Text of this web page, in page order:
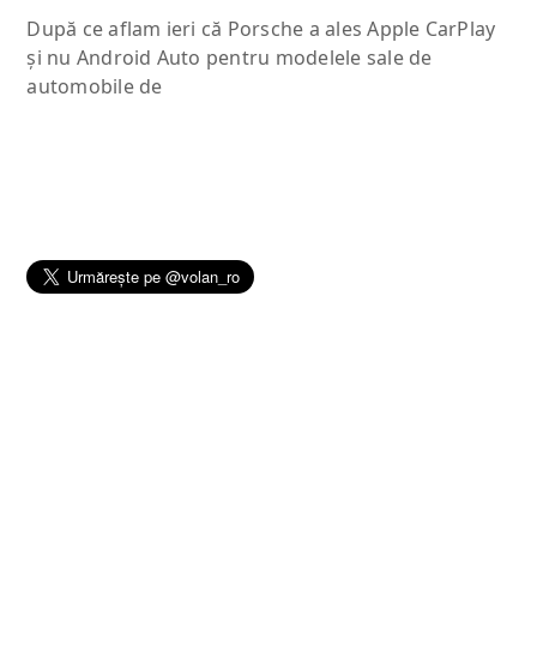
După ce aflam ieri că Porsche a ales Apple CarPlay
şi nu Android Auto pentru modelele sale de
automobile de